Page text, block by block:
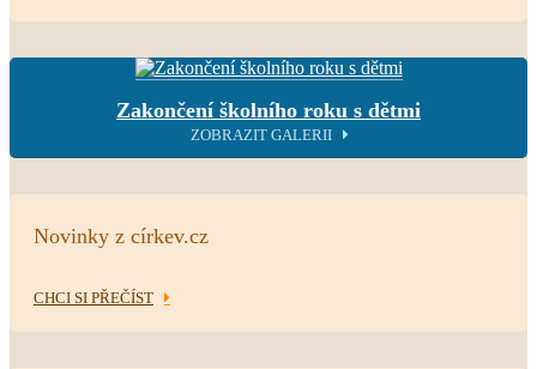
Zakončení školního roku s dětmi
ZOBRAZIT GALERII
Novinky z církev.cz
CHCI SI PŘEČÍST